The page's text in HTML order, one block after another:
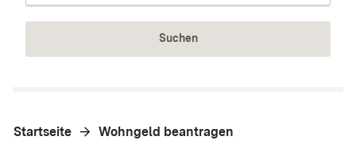
Suchen
Startseite Wohngeld beantragen